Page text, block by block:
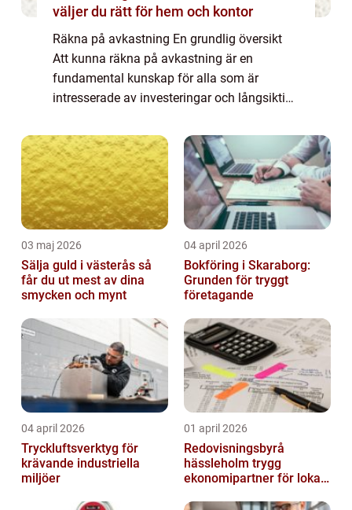
väljer du rätt för hem och kontor
Räkna på avkastning En grundlig översikt
Att kunna räkna på avkastning är en
fundamental kunskap för alla som är
intresserade av investeringar och långsiktigt
avkastningen på ens investeringar kan man
få en tydl...
03 maj 2026
Sälja guld i västerås så
får du ut mest av dina
smycken och mynt
04 april 2026
Bokföring i Skaraborg:
Grunden för tryggt
företagande
04 april 2026
Tryckluftsverktyg för
krävande industriella
miljöer
01 april 2026
Redovisningsbyrå
hässleholm trygg
ekonomipartner för lokala